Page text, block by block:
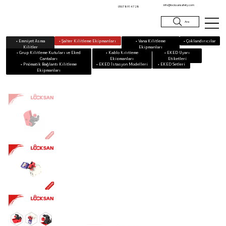
0507 891 47 28 info@locksansafety.com
Ara
• Emniyet Asma
Kilitler
• Grup Kilitleme Kutuları ve Eked
Çantaları
• Şalter Kilitleme Ekipmanları
• Kablo Kilitleme
Ekipmanları
• Vana Kilitleme
Ekipmanları
• Pnömatik Bağlantı Kilitleme
Ekipmanları
• Çoklandırıcılar
• EKED Uyarı
Etiketleri
• EKED Setleri
• EKED İstasyon Modelleri